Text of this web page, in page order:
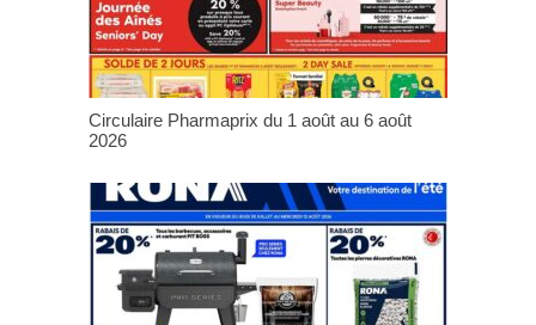
Circulaire Pharmaprix du 1 août au 6 août
2026